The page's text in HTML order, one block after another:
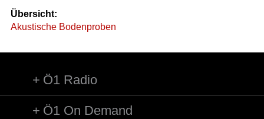
Übersicht:
Akustische Bodenproben
Ö1 Radio
Ö1 On Demand